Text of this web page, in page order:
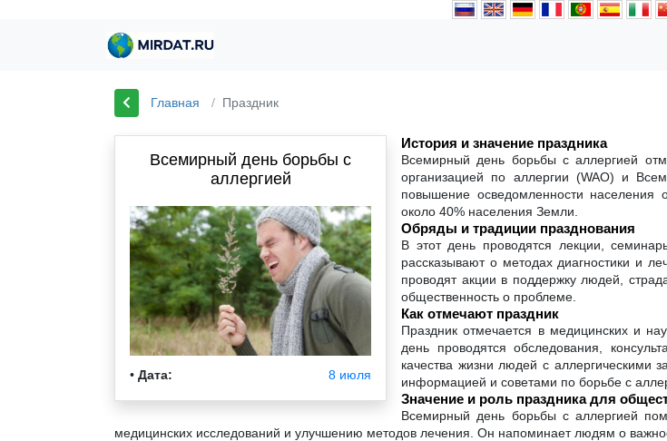
Главная Праздник
Всемирный день борьбы с
аллергией
• Дата: 8 июля
История и значение праздника
Всемирный день борьбы с аллергией
организацией по аллергии (WAO) и
повышение осведомленности населения
около 40% населения Земли.
Обряды и традиции празднования
В этот день проводятся лекции,
рассказывают о методах диагностики и
проводят акции в поддержку людей,
общественность о проблеме.
Как отмечают праздник
Праздник отмечается в медицинских и
день проводятся обследования,
качества жизни людей с аллергическими
информацией и советами по борьбе с
Значение и роль праздника для
Всемирный день борьбы с аллергией
медицинских исследований и улучшению методов лечения. Он напоминает людям о